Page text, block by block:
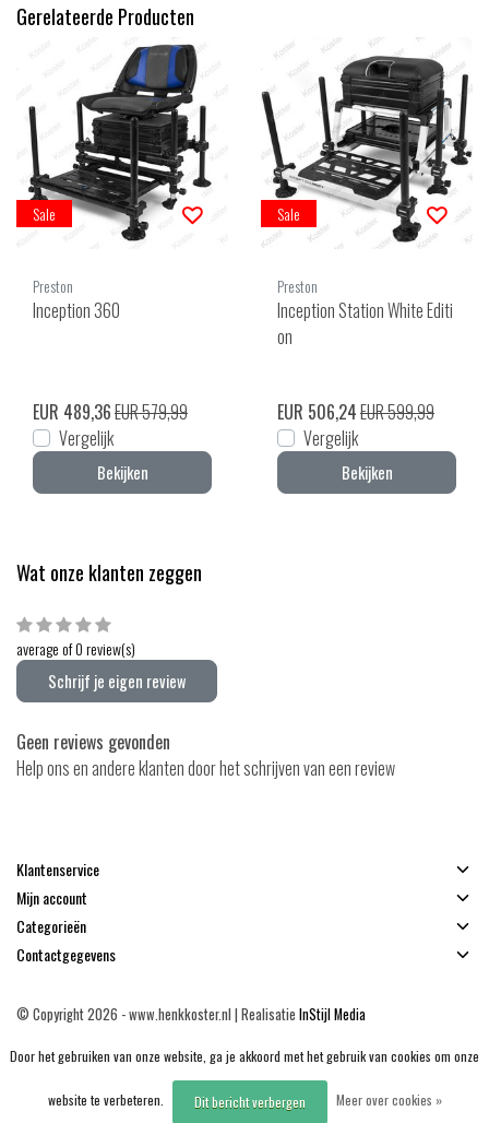
Gerelateerde Producten
Sale
Preston
Inception 360
EUR 489,36EUR 579,99
Vergelijk
Bekijken
Sale
Preston
Inception Station White Editi
on
EUR 506,24EUR 599,99
Vergelijk
Bekijken
Wat onze klanten zeggen
average of 0 review(s)
Schrijf je eigen review
Geen reviews gevonden
Help ons en andere klanten door het schrijven van een review
Klantenservice
Mijn account
Categorieën
Contactgegevens
© Copyright 2026 - www.henkkoster.nl | Realisatie InStijl Media
Door het gebruiken van onze website, ga je akkoord met het gebruik van cookies om onze
website te verbeteren. Dit bericht verbergen Meer over cookies »